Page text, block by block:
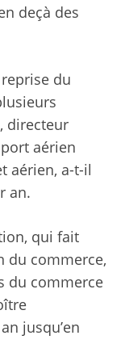
deçà des
du
directeur
aérien
aérien, a-t-il
an.
qui fait
du commerce,
du commerce
jusqu’en